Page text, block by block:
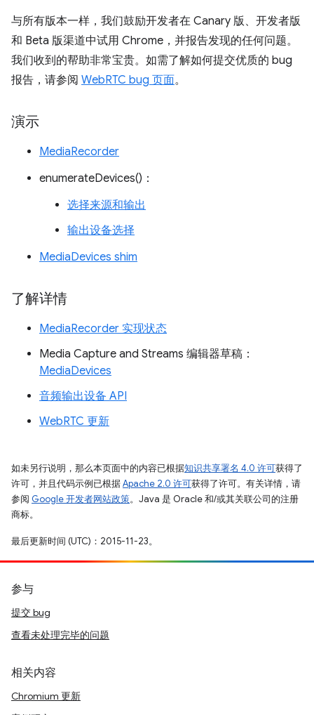
与所有版本一样，我们鼓励开发者在 Canary 版、开发者版
和 Beta 版渠道中试用 Chrome，并报告发现的任何问题。
我们收到的帮助非常宝贵。如需了解如何提交优质的 bug
报告，请参阅 WebRTC bug 页面。
演示
MediaRecorder
enumerateDevices()：
选择来源和输出
输出设备选择
MediaDevices shim
了解详情
MediaRecorder 实现状态
Media Capture and Streams 编辑器草稿：
MediaDevices
音频输出设备 API
WebRTC 更新
如未另行说明，那么本页面中的内容已根据知识共享署名 4.0 许可获得了
许可，并且代码示例已根据Apache 2.0 许可获得了许可。有关详情，请
参阅 Google 开发者网站政策。Java 是 Oracle 和/或其关联公司的注册
商标。
最后更新时间 (UTC)：2015-11-23。
参与
提交 bug
查看未处理完毕的问题
相关内容
Chromium 更新